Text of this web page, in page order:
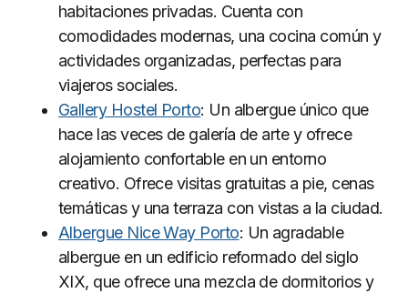
habitaciones privadas. Cuenta con
comodidades modernas, una cocina común y
actividades organizadas, perfectas para
viajeros sociales.
Gallery Hostel Porto: Un albergue único que
hace las veces de galería de arte y ofrece
alojamiento confortable en un entorno
creativo. Ofrece visitas gratuitas a pie, cenas
temáticas y una terraza con vistas a la ciudad.
Albergue Nice Way Porto: Un agradable
albergue en un edificio reformado del siglo
XIX, que ofrece una mezcla de dormitorios y